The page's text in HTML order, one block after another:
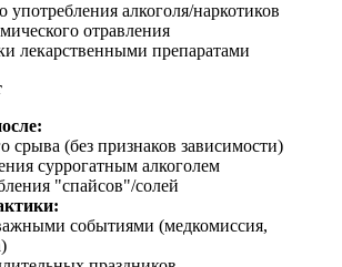
употребления алкоголя/наркотиков
отравления
лекарственными препаратами
срыва (без признаков зависимости)
суррогатным алкоголем
"спайсов"/солей
событиями (медкомиссия,